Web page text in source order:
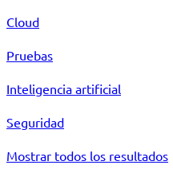
Cloud
Pruebas
Inteligencia artificial
Seguridad
Mostrar todos los resultados